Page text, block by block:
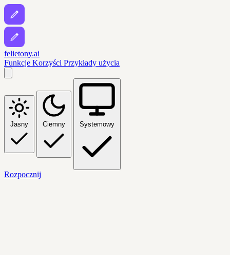
felietony.ai
Funkcje Korzyści Przykłady użycia
Jasny Ciemny Systemowy
Rozpocznij